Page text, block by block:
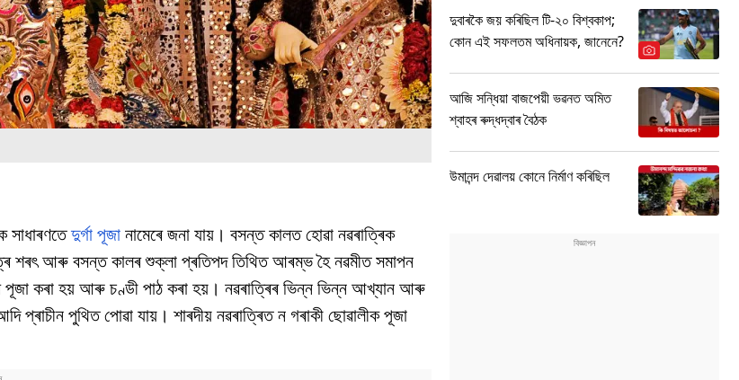
সাধাৰণতেদুৰ্গা পূজানামেৰে জনা যায়। বসন্ত কালত হোৱা নৱৰাত্ৰিক
শৰৎ আৰু বসন্ত কালৰ শুক্লা প্ৰতিপদ তিথিত আৰম্ভ হৈ নৱমীত সমাপন
পূজা কৰা হয় আৰু চণ্ডী পাঠ কৰা হয়। নৱৰাত্ৰিৰ ভিন্ন ভিন্ন আখ্যান আৰু
প্ৰাচীন পুথিত পোৱা যায়। শাৰদীয় নৱৰাত্ৰিত ন গৰাকী ছোৱালীক পূজা
দুবাৰকৈ জয় কৰিছিল টি-২০ বিশ্বকাপ;
কোন এই সফলতম অধিনায়ক, জানেনে?
আজি সন্ধিয়া বাজপেয়ী ভৱনত অমিত
শ্বাহৰ ৰুদ্ধদ্বাৰ বৈঠক
উমানন্দ দেৱালয় কোনে নিৰ্মাণ কৰিছিল